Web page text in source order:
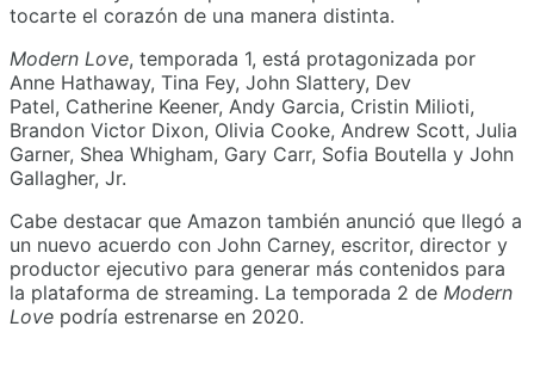
tocarte el corazón de una manera distinta.
Modern Love, temporada 1, está protagonizada por
Anne Hathaway, Tina Fey, John Slattery, Dev
Patel, Catherine Keener, Andy Garcia, Cristin Milioti,
Brandon Victor Dixon, Olivia Cooke, Andrew Scott, Julia
Garner, Shea Whigham, Gary Carr, Sofia Boutella y John
Gallagher, Jr.
Cabe destacar que Amazon también anunció que llegó a
un nuevo acuerdo con John Carney, escritor, director y
productor ejecutivo para generar más contenidos para
la plataforma de streaming. La temporada 2 de Modern
Love podría estrenarse en 2020.